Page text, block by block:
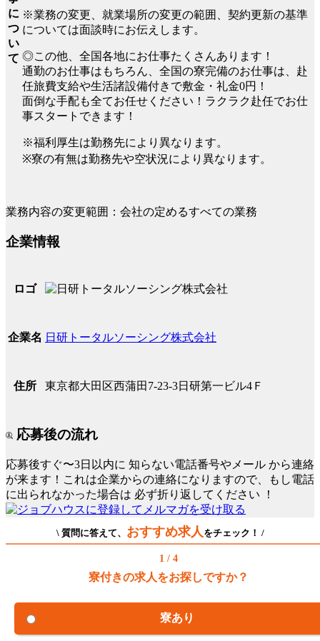
に
つ
い
て
※業務の変更、就業場所の変更の範囲、契約更新の基準
については面談時にお伝えします。
◎この他、全国各地にお仕事たくさんあります！
通勤のお仕事はもちろん、全国の寮完備のお仕事は、赴
任旅費支給や生活諸設備付きで敷金・礼金0円！
面倒な手配も全てお任せください！ラクラク赴任でお仕
事スタートできます！
※福利厚生は勤務先により異なります。
※寮の有無は勤務先や空状況により異なります。
業務内容の変更範囲：会社の定めるすべての業務
企業情報
ロゴ
企業名 日研トータルソーシング株式会社
住所 東京都大田区西蒲田7-23-3日研第一ビル4Ｆ
応募後の流れ
応募後すぐ〜3日以内に 知らない電話番号やメール から連絡
が来ます！これは企業からの連絡になりますので、もし電話
に出られなかった場合は 必ず折り返してください ！
\ 質問に答えて、 おすすめ求人 をチェック！ /
1 / 4
寮付きの求人をお探しですか？
寮あり